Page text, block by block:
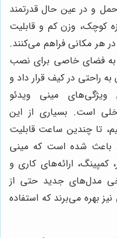
و در عین حال قدرتمند
کوچک، وزن کم و قابلیت
هر مکانی فراهم می‌کنند.
به فضای خاصی برای نصب
به راحتی در کیف قرار داد و
مینی ویدئو
است. بسیاری از این
تا چندین ساعت قابلیت
باعث شده است که مینی
کمپینگ، ارائه‌های کاری و
مدل‌های جدید حتی از
بهره می‌برند که استفاده